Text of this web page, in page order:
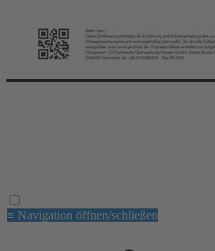
≡ Navigation öffnen/schließen